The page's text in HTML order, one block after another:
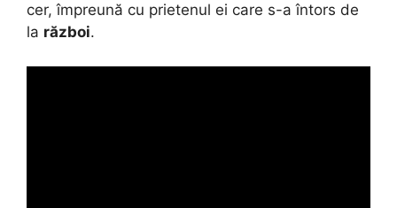
cer, împreună cu prietenul ei care s-a întors de
la război.